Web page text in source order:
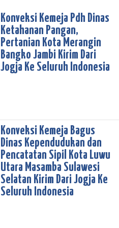
Konveksi Kemeja Pdh Dinas
Ketahanan Pangan,
Pertanian Kota Merangin
Bangko Jambi Kirim Dari
Jogja Ke Seluruh Indonesia
Konveksi Kemeja Bagus
Dinas Kependudukan dan
Pencatatan Sipil Kota Luwu
Utara Masamba Sulawesi
Selatan Kirim Dari Jogja Ke
Seluruh Indonesia